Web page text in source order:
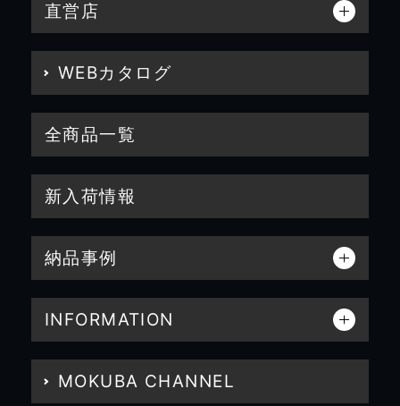
直営店
WEBカタログ
全商品一覧
新入荷情報
納品事例
INFORMATION
MOKUBA CHANNEL